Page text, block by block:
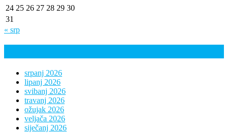
24 25 26 27 28 29 30
31
« srp
srpanj 2026
lipanj 2026
svibanj 2026
travanj 2026
ožujak 2026
veljača 2026
siječanj 2026